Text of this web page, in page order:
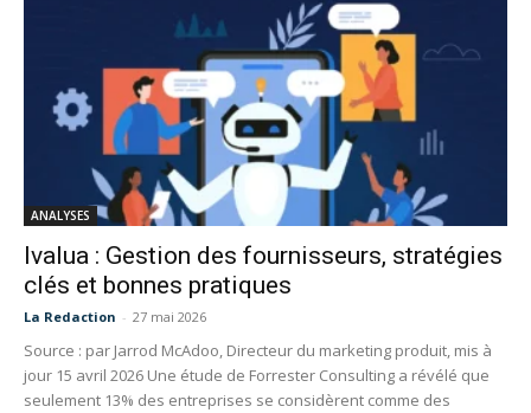
ANALYSES
Ivalua : Gestion des fournisseurs, stratégies
clés et bonnes pratiques
La Redaction - 27 mai 2026
Source : par Jarrod McAdoo, Directeur du marketing produit, mis à
jour 15 avril 2026 Une étude de Forrester Consulting a révélé que
seulement 13% des entreprises se considèrent comme des